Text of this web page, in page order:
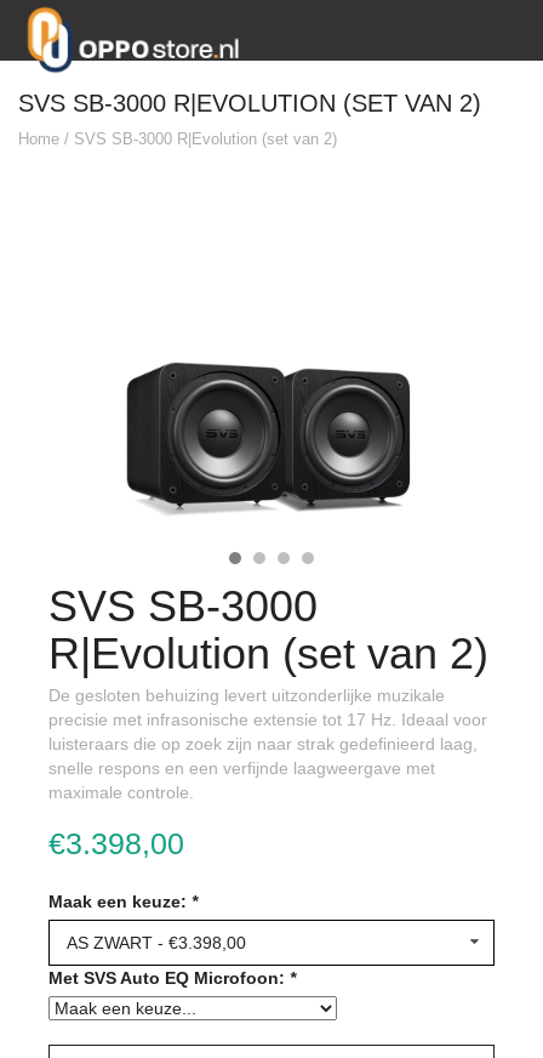
SVS SB-3000 R|EVOLUTION (SET VAN 2)
Home / SVS SB-3000 R|Evolution (set van 2)
SVS SB-3000
R|Evolution (set van 2)
De gesloten behuizing levert uitzonderlijke muzikale
precisie met infrasonische extensie tot 17 Hz. Ideaal voor
luisteraars die op zoek zijn naar strak gedefinieerd laag,
snelle respons en een verfijnde laagweergave met
maximale controle.
€3.398,00
Maak een keuze: *
AS ZWART - €3.398,00
Met SVS Auto EQ Microfoon: *